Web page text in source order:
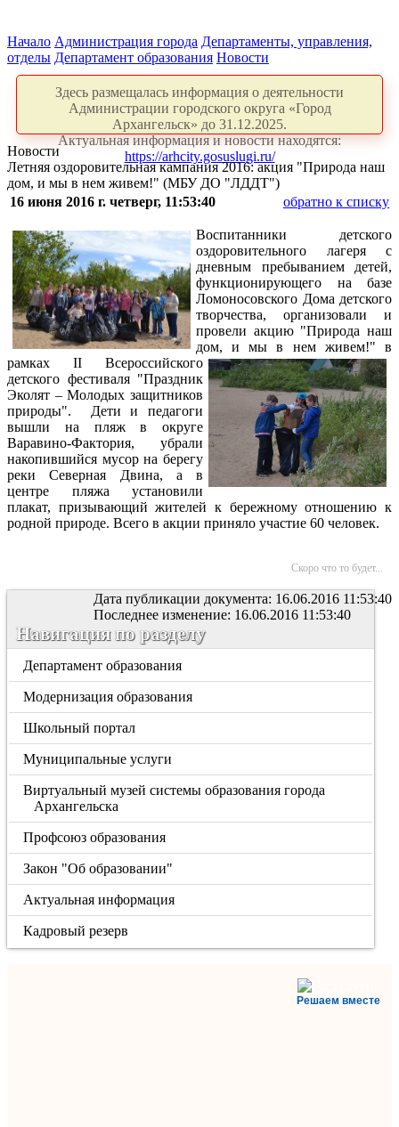
Начало Администрация города Департаменты, управления,
отделы Департамент образования Новости
Здесь размещалась информация о деятельности
Администрации городского округа «Город
Архангельск» до 31.12.2025.
Актуальная информация и новости находятся:
https://arhcity.gosuslugi.ru/
Новости
Летняя оздоровительная кампания 2016: акция "Природа наш
дом, и мы в нем живем!" (МБУ ДО "ЛДДТ")
16 июня 2016 г. четверг, 11:53:40
обратно к списку
Воспитанники детского
оздоровительного лагеря с
дневным пребыванием детей,
функционирующего на базе
Ломоносовского Дома детского
творчества, организовали и
провели акцию "Природа наш
дом, и мы в немживем!" в
рамках II Всероссийского
детского фестиваля "Праздник
Эколят – Молодых защитников
природы". Дети и педагоги
вышли на пляж в округе
Варавино-Фактория, убрали
накопившийся мусор на берегу
реки Северная Двина, а в
центре пляжа установили
плакат, призывающий жителей к бережному отношению к
родной природе. Всего в акции приняло участие 60 человек.
Скоро что то будет...
Дата публикации документа: 16.06.2016 11:53:40
Последнее изменение: 16.06.2016 11:53:40
Навигация по разделу
Департамент образования
Модернизация образования
Школьный портал
Муниципальные услуги
Виртуальный музей системы образования города
Архангельска
Профсоюз образования
Закон "Об образовании"
Актуальная информация
Кадровый резерв
Решаем вместе